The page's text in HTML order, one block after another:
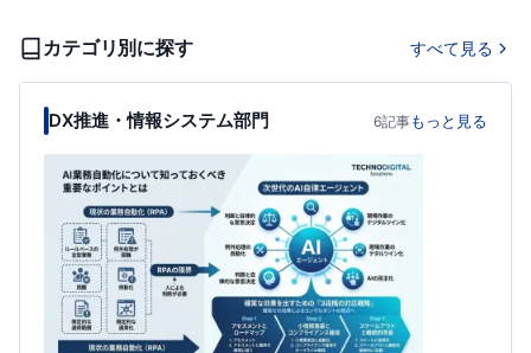
カテゴリ別に探す すべて見る
DX推進・情報システム部門 6記事もっと見る